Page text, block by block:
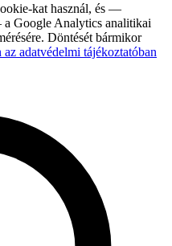
kat használ, és —
Google Analytics analitikai
Döntését bármikor
az adatvédelmi tájékoztatóban